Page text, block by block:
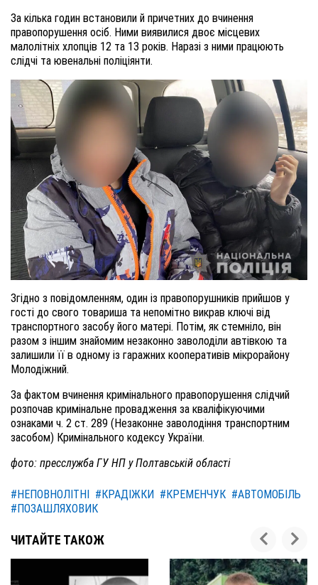
За кілька годин встановили й причетних до вчинення
правопорушення осіб. Ними виявилися двоє місцевих
малолітніх хлопців 12 та 13 років. Наразі з ними працюють
слідчі та ювенальні поліціянти.
Згідно з повідомленням, один із правопорушників прийшов у
гості до свого товариша та непомітно викрав ключі від
транспортного засобу його матері. Потім, як стемніло, він
разом з іншим знайомим незаконно заволоділи автівкою та
залишили її в одному із гаражних кооперативів мікрорайону
Молодіжний.
За фактом вчинення кримінального правопорушення слідчий
розпочав кримінальне провадження за кваліфікуючими
ознаками ч. 2 ст. 289 (Незаконне заволодіння транспортним
засобом) Кримінального кодексу України.
фото: пресслужба ГУ НП у Полтавській області
#НЕПОВНОЛІТНІ #КРАДІЖКИ #КРЕМЕНЧУК #АВТОМОБІЛЬ
#ПОЗАШЛЯХОВИК
ЧИТАЙТЕ ТАКОЖ